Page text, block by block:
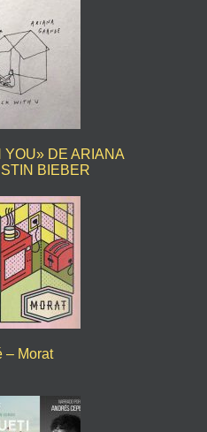
YOU» DE ARIANA
BIEBER
– Morat